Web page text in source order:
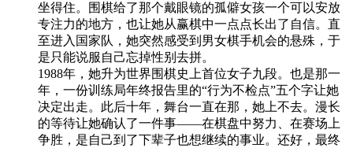
坐得住。围棋给了那个戴眼镜的孤僻女孩一个可以安放
专注力的地方，也让她从赢棋中一点点长出了自信。直
至进入国家队，她突然感受到男女棋手机会的悬殊，于
是只能说服自己忘掉性别去拼。
1988年，她升为世界围棋史上首位女子九段。也是那一
年，一份训练局年终报告里的“行为不检点”五个字让她
决定出走。此后十年，舞台一直在那，她上不去。漫长
的等待让她确认了一件事——在棋盘中努力、在赛场上
争胜，是自己到了下辈子也想继续的事业。还好，最终